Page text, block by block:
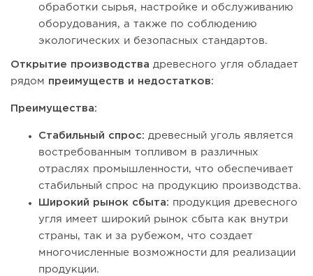
обработки сырья, настройке и обслуживанию
оборудования, а также по соблюдению
экологических и безопасных стандартов.
Открытие производства древесного угля обладает
рядом преимуществ и недостатков:
Преимущества:
Стабильный спрос: древесный уголь является
востребованным топливом в различных
отраслях промышленности, что обеспечивает
стабильный спрос на продукцию производства.
Широкий рынок сбыта: продукция древесного
угля имеет широкий рынок сбыта как внутри
страны, так и за рубежом, что создает
многочисленные возможности для реализации
продукции.